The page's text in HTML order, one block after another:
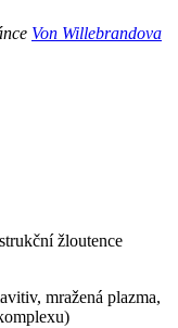
Von Willebrandova
žloutence
mražená plazma,